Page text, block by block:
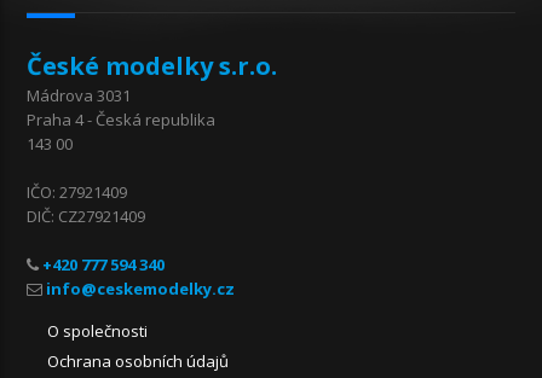
České modelky s.r.o.
Mádrova 3031
Praha 4 - Česká republika
143 00
IČO: 27921409
DIČ: CZ27921409
+420 777 594 340
O společnosti
Ochrana osobních údajů